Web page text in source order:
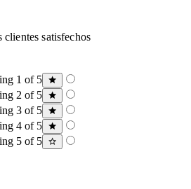
clientes satisfechos
1 of 5
2 of 5
3 of 5
4 of 5
5 of 5